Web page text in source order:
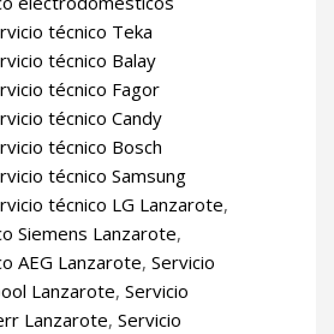
técnico Teka
técnico Balay
técnico Fagor
técnico Candy
técnico Bosch
técnico Samsung
técnico LG Lanzarote,
Siemens Lanzarote,
AEG Lanzarote, Servicio
Lanzarote, Servicio
Lanzarote, Servicio